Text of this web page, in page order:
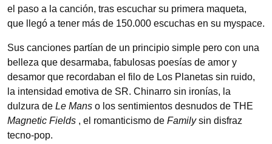
el paso a la canción, tras escuchar su primera maqueta,
que llegó a tener más de 150.000 escuchas en su myspace.
Sus canciones partían de un principio simple pero con una
belleza que desarmaba, fabulosas poesías de amor y
desamor que recordaban el filo de Los Planetas sin ruido,
la intensidad emotiva de SR. Chinarro sin ironías, la
dulzura de Le Mans o los sentimientos desnudos de THE
Magnetic Fields , el romanticismo de Familysin disfraz
tecno-pop.